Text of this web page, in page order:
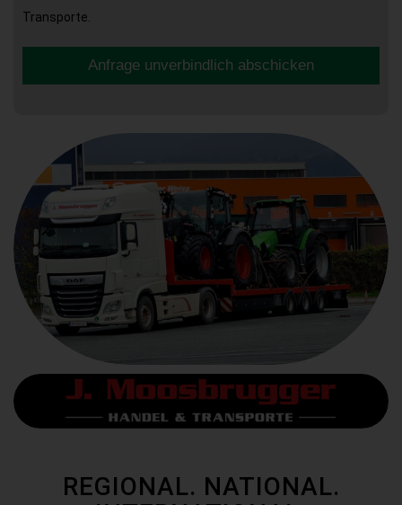
Transporte.
Anfrage unverbindlich abschicken
REGIONAL. NATIONAL.